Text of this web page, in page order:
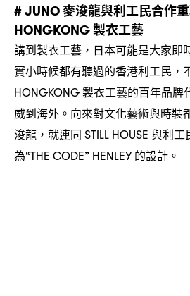
# JUNO麥浚龍與利工民合作
HONGKONG製衣工藝
講到製衣工藝 ， 日本可能是大家即
實小時候都有聽過的香港利工民 ，
HONGKONG製衣工藝的百年品牌
威到海外。向來對文化藝術與時裝
浚龍 ， 就連同 STILL HOUSE 與利工
為“THE CODE” HENLEY的設計。